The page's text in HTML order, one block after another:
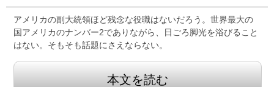
アメリカの副大統領ほど残念な役職はないだろう。世界最大の
国アメリカのナンバー2でありながら、日ごろ脚光を浴びること
はない。そもそも話題にさえならない。
本文を読む